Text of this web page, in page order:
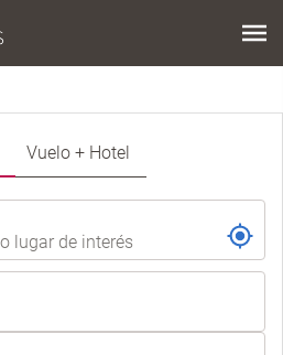
Vuelo + Hotel